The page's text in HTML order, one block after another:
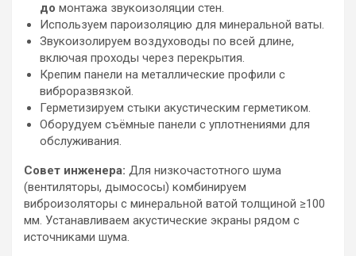
до монтажа звукоизоляции стен.
Используем пароизоляцию для минеральной ваты.
Звукоизолируем воздуховоды по всей длине,
включая проходы через перекрытия.
Крепим панели на металлические профили с
виброразвязкой.
Герметизируем стыки акустическим герметиком.
Оборудуем съёмные панели с уплотнениями для
обслуживания.
Совет инженера: Для низкочастотного шума
(вентиляторы, дымососы) комбинируем
виброизоляторы с минеральной ватой толщиной ≥100
мм. Устанавливаем акустические экраны рядом с
источниками шума.